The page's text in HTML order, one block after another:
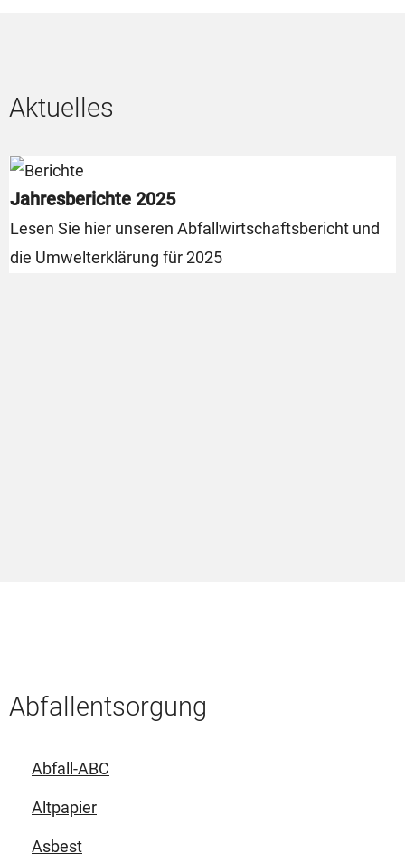
Aktuelles
Jahresberichte 2025
Lesen Sie hier unseren Abfallwirtschaftsbericht und
die Umwelterklärung für 2025
Abfallentsorgung
Abfall-ABC
Altpapier
Asbest